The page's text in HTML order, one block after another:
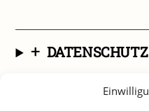
+ DATENSCHUTZ